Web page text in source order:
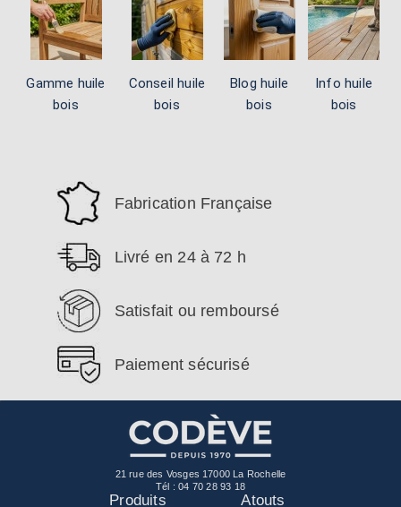
Gamme huile
bois
Conseil huile
bois
Blog huile
bois
Info huile
bois
Fabrication Française
Livré en 24 à 72 h
Satisfait ou remboursé
Paiement sécurisé
21 rue des Vosges 17000 La Rochelle
Tél :04 70 28 93 18
Produits Atouts